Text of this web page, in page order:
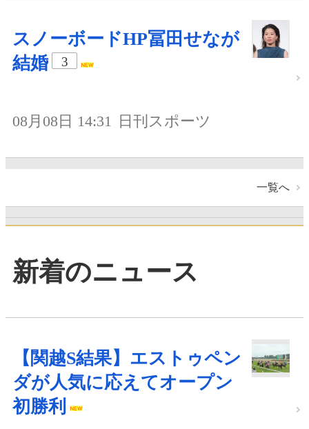
スノーボードHP冨田せなが
結婚
3
08月08日 14:31 日刊スポーツ
一覧へ
新着のニュース
【関越S結果】エストゥペン
ダが人気に応えてオープン
初勝利